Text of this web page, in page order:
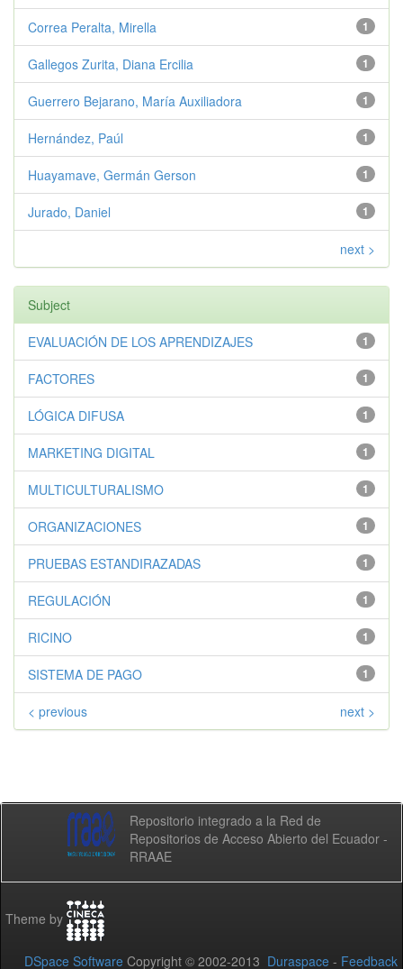
1
Correa Peralta, Mirella
1
Gallegos Zurita, Diana Ercilia
1
Guerrero Bejarano, María Auxiliadora
1
Hernández, Paúl
1
Huayamave, Germán Gerson
1
Jurado, Daniel
next >
Subject
1
EVALUACIÓN DE LOS APRENDIZAJES
1
FACTORES
1
LÓGICA DIFUSA
1
MARKETING DIGITAL
1
MULTICULTURALISMO
1
ORGANIZACIONES
1
PRUEBAS ESTANDIRAZADAS
1
REGULACIÓN
1
RICINO
1
SISTEMA DE PAGO
< previous next >
Repositorio integrado a la Red de
Repositorios de Acceso Abierto del Ecuador -
RRAAE
Theme by
DSpace Software Copyright © 2002-2013 Duraspace - Feedback